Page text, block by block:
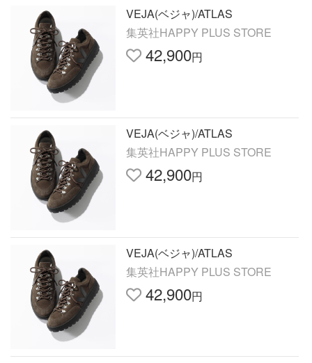
VEJA(ベジャ)/ATLAS
集英社HAPPY PLUS STORE
42,900円
VEJA(ベジャ)/ATLAS
集英社HAPPY PLUS STORE
42,900円
VEJA(ベジャ)/ATLAS
集英社HAPPY PLUS STORE
42,900円